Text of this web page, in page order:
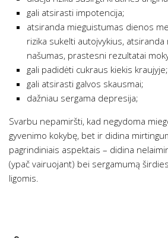
gali atsirasti impotencija;
atsiranda mieguistumas dienos
rizika sukelti autoįvykius,
našumas, prastesni rezultatai
gali padidėti cukraus kiekis kraujyje;
gali atsirasti galvos skausmai;
dažniau sergama depresija;
Svarbu nepamiršti, kad negydoma
gyvenimo kokybę, bet ir didina
pagrindiniais aspektais – didina
(ypač vairuojant) bei sergamumą
ligomis.